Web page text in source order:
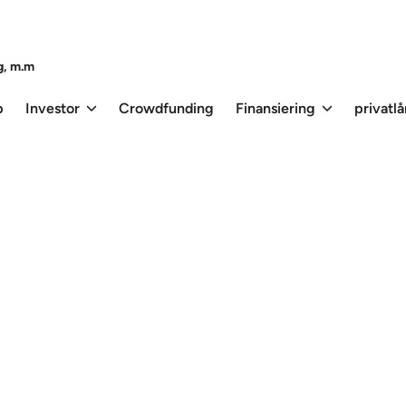
m.m
Investor Crowdfunding Finansiering